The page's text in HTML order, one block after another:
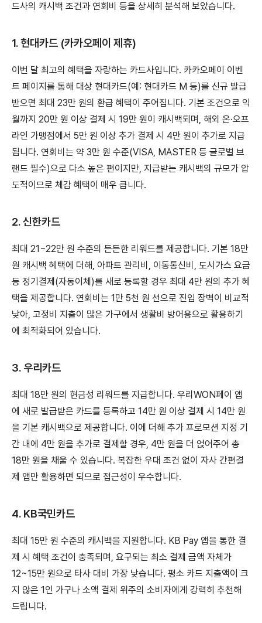
드사의 캐시백 조건과 연회비 등을 상세히 분석해 보았습니다.
1. 현대카드 (카카오페이 제휴)
이번 달 최고의 혜택을 자랑하는 카드사입니다. 카카오페이 이벤
트 페이지를 통해 대상 현대카드(예: 현대카드 M 등)를 신규 발급
받으면 최대 23만 원의 환급 혜택이 주어집니다. 기본 조건으로 익
월까지 20만 원 이상 결제 시 19만 원이 캐시백되며, 해외 온·오프
라인 가맹점에서 5만 원 이상 추가 결제 시 4만 원이 추가로 지급
됩니다. 연회비는 약 3만 원 수준(VISA, MASTER 등 글로벌 브
랜드 필수)으로 다소 높은 편이지만, 지급받는 캐시백의 규모가 압
도적이므로 체감 혜택이 매우 큽니다.
2. 신한카드
최대 21~22만 원 수준의 든든한 리워드를 제공합니다. 기본 18만
원 캐시백 혜택에 더해, 아파트 관리비, 이동통신비, 도시가스 요금
등 정기결제(자동이체)를 새로 등록할 경우 최대 4만 원의 추가 혜
택을 제공합니다. 연회비는 1만 5천 원 선으로 진입 장벽이 비교적
낮아, 고정비 지출이 많은 가구에서 생활비 방어용으로 활용하기
에 최적화되어 있습니다.
3. 우리카드
최대 18만 원의 현금성 리워드를 지급합니다. 우리WON페이 앱
에 새로 발급받은 카드를 등록하고 14만 원 이상 결제 시 14만 원
을 기본 캐시백으로 제공합니다. 이에 더해 추가 프로모션 지정 기
간 내에 4만 원을 추가로 결제할 경우, 4만 원을 더 얹어주어 총
18만 원을 채울 수 있습니다. 복잡한 우대 조건 없이 자사 간편결
제 앱만 활용하면 되므로 접근성이 우수합니다.
4. KB국민카드
최대 15만 원 수준의 캐시백을 지원합니다. KB Pay 앱을 통한 결
제 시 혜택 조건이 충족되며, 요구되는 최소 결제 금액 자체가
12~15만 원으로 타사 대비 가장 낮습니다. 평소 카드 지출액이 크
지 않은 1인 가구나 소액 결제 위주의 소비자에게 강력히 추천해
드립니다.